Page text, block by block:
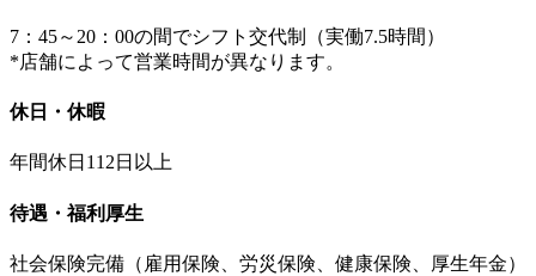
7：45～20：00の間でシフト交代制（実働7.5時間）
*店舗によって営業時間が異なります。
休日・休暇
年間休日112日以上
待遇・福利厚生
社会保険完備（雇用保険、労災保険、健康保険、厚生年金）